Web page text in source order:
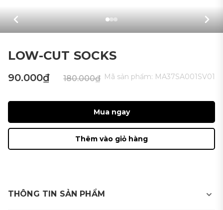
LOW-CUT SOCKS
90.000₫ 180.000₫ Mã sản phẩm: MA37SA001SV01
Mua ngay
Thêm vào giỏ hàng
THÔNG TIN SẢN PHẨM